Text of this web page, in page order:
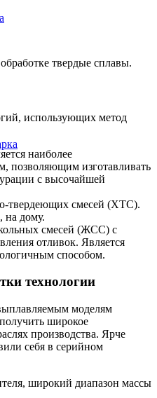
твердые сплавы.
использующих метод
наиболее
позволяющим изготавливать
с высочайшей
твердеющих смесей (ХТС).
на дому.
смесей (ЖСС) с
отливок. Является
способом.
технологии
моделям
широкое
производства. Ярче
себя в серийном
широкий диапазон массы